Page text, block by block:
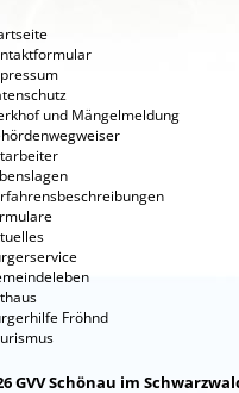
und Mängelmeldung
Fröhnd
GVV Schönau im